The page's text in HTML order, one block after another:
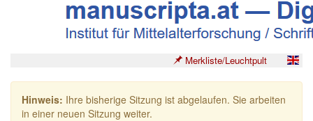
Merkliste/Leuchtpult
Hinweis: Ihre bisherige Sitzung ist abgelaufen. Sie arbeiten
in einer neuen Sitzung weiter.